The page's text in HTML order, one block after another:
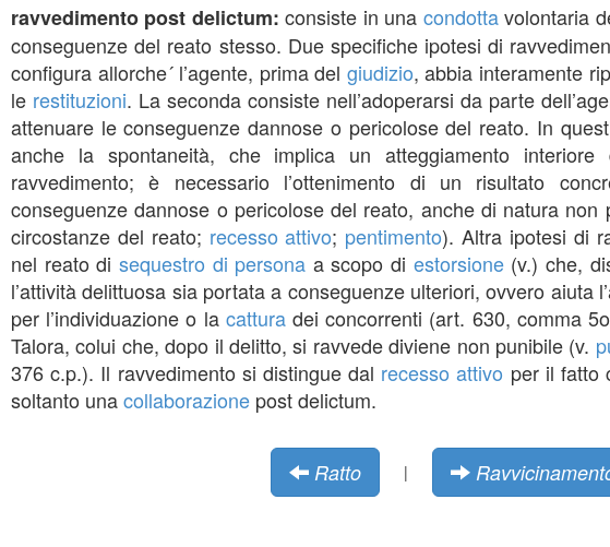
ravvedimento post delictum:consiste in una condottavolontaria
conseguenze del reato stesso. Due specifiche ipotesi di
configura allorche´ l’agente, prima del giudizio, abbia interamente
le restituzioni. La seconda consiste nell’adoperarsi da parte
attenuare le conseguenze dannose o pericolose del reato. In
anche la spontaneità, che implica un atteggiamento interiore
ravvedimento; è necessario l’ottenimento di un risultato
conseguenze dannose o pericolose del reato, anche di natura
circostanze del reato; recesso attivo; pentimento). Altra ipotesi di
nel reato di sequestro di persona a scopo di estorsione(v.) che,
l’attività delittuosa sia portata a conseguenze ulteriori, ovvero aiuta
per l’individuazione o la catturadei concorrenti (art. 630, comma
Talora, colui che, dopo il delitto, si ravvede diviene non punibile (v.
376 c.p.). Il ravvedimento si distingue dal recesso attivo per il fatto
soltanto unacollaborazione post delictum.
Ratto |